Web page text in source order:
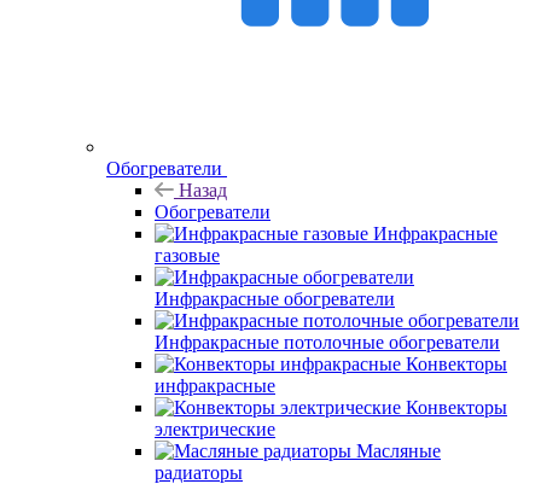
Обогреватели
Назад
Обогреватели
Инфракрасные
газовые
Инфракрасные обогреватели
Инфракрасные потолочные обогреватели
Конвекторы
инфракрасные
Конвекторы
электрические
Масляные
радиаторы